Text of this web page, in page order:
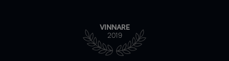
VINNARE
2019